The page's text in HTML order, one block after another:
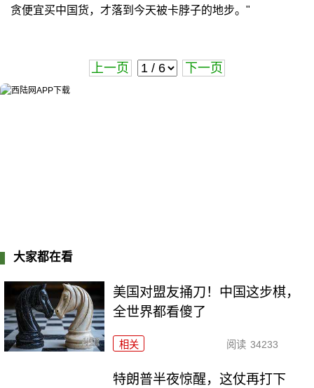
贪便宜买中国货，才落到今天被卡脖子的地步。"
上一页 下一页
大家都在看
美国对盟友捅刀！中国这步棋，
全世界都看傻了
相关 阅读 34233
特朗普半夜惊醒，这仗再打下